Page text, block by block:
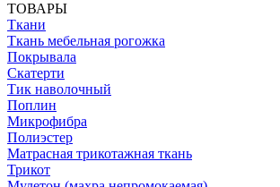
ТОВАРЫ
Ткани
Ткань мебельная рогожка
Покрывала
Скатерти
Тик наволочный
Поплин
Микрофибра
Полиэстер
Матрасная трикотажная ткань
Трикот